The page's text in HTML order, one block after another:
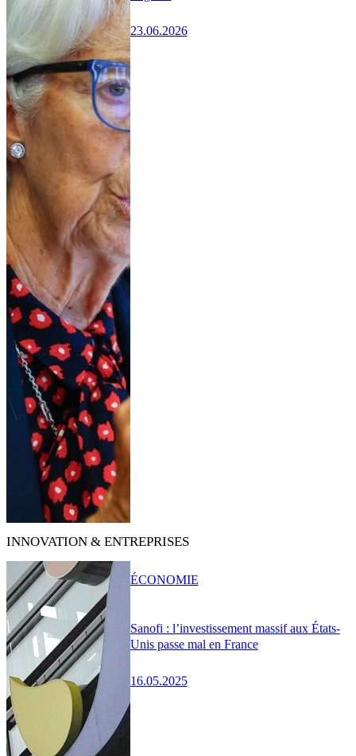
23.06.2026
INNOVATION & ENTREPRISES
Sanofi : l’investissement massif aux États-
Unis passe mal en France
16.05.2025
ÉCONOMIE